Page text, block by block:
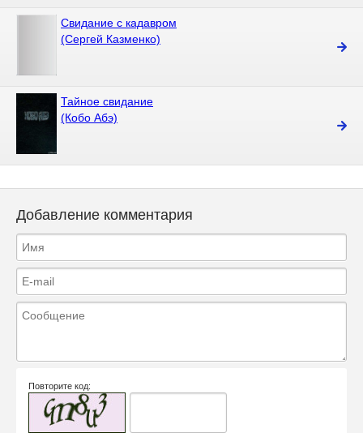
Свидание с кадавром
(Сергей Казменко)
Тайное свидание
(Кобо Абэ)
Добавление комментария
Повторите код: